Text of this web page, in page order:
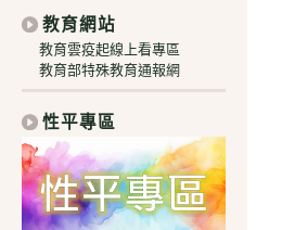
教育網站
教育雲疫起線上看專區
教育部特殊教育通報網
性平專區